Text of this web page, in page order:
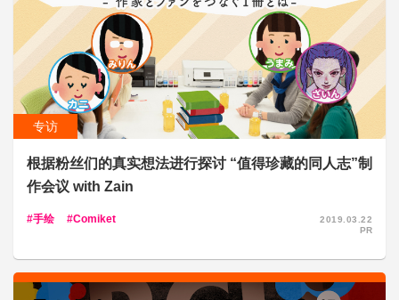
专访
根据粉丝们的真实想法进行探讨 “值得珍藏的同人志”制
作会议 with Zain
手绘 Comiket
2019.03.22
PR